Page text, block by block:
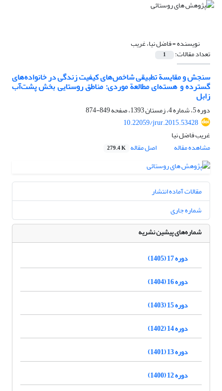
نویسنده =فاضل نیا، غریب
تعداد مقالات: 1
سنجش و مقایسة تطبیقی شاخص‌های کیفیت زندگی در خانواده‌‌‌های
گسترده و هسته‌‌‌ای مطالعة موردی: مناطق روستایی بخش پشت‌آب
زابل
دوره 5، شماره 4، زمستان 1393، صفحه
849-874
10.22059/jrur.2015.53428
غریب فاضل نیا
مشاهده مقاله
اصل مقاله 279.4 K
مقالات آماده انتشار
شماره جاری
شماره‌های پیشین نشریه
دوره 17 (1405)
دوره 16 (1404)
دوره 15 (1403)
دوره 14 (1402)
دوره 13 (1401)
دوره 12 (1400)